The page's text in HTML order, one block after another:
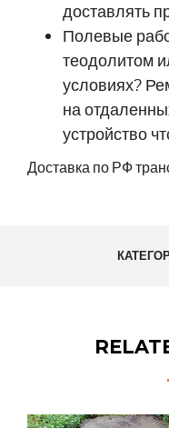
доставлять
Полевые
теодолитом
условиях?
на
устройство
Доставка по РФ